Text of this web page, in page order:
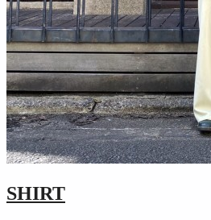
SHIRT